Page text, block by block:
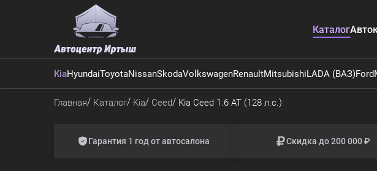
Каталог
KiaHyundaiToyotaNissanSkodaVolkswagenRenaultMitsubishiLADA (ВАЗ)Ford
Главная Каталог Kia Ceed Kia Ceed 1.6 AT (128 л.с.)
Гарантия 1 год от автосалона Скидка до 200 000 ₽